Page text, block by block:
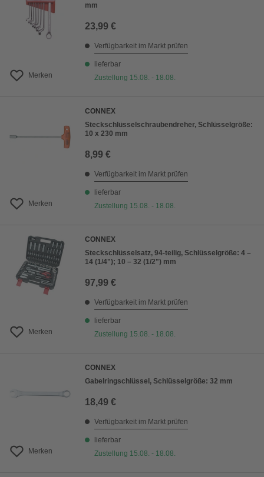
Merken
mm
23,99 €
Verfügbarkeit im Markt prüfen
lieferbar
Zustellung 15.08. - 18.08.
Merken
CONNEX
Steckschlüsselschraubendreher, Schlüsselgröße:
10 x 230 mm
8,99 €
Verfügbarkeit im Markt prüfen
lieferbar
Zustellung 15.08. - 18.08.
Merken
CONNEX
Steckschlüsselsatz, 94-teilig, Schlüsselgröße: 4 –
14 (1/4"); 10 – 32 (1/2") mm
97,99 €
Verfügbarkeit im Markt prüfen
lieferbar
Zustellung 15.08. - 18.08.
Merken
CONNEX
Gabelringschlüssel, Schlüsselgröße: 32 mm
18,49 €
Verfügbarkeit im Markt prüfen
lieferbar
Zustellung 15.08. - 18.08.